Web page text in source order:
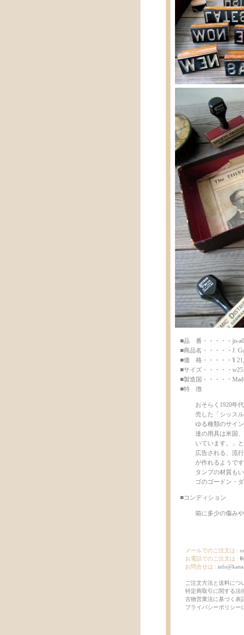
■品 番・・・・・ju-
■商品名・・・・・J.
■価 格・・・・・¥
■サイズ・・・・・
■製造国・・・・・
■特 徴
おそらく1920年
売した「シッス
ゆる種類のサイ
達の用具は米国
いています。」
広告される、流
が作れるようで
タンプの材質も
ゴのゴードン・
■コンディション
箱に多少の傷み
メールでのご注文は :
お電話でのご注文は :
お問合せは :
ご注文方法と送料につ
特定商取引に関する法
古物営業法に基づく表
プライバシーポリシー